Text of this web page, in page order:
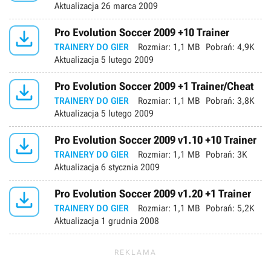
Aktualizacja 26 marca 2009
 Pro Evolution Soccer 2009 +10 Trainer
TRAINERY DO GIER Rozmiar: 1,1 MB Pobrań: 4,9K
Aktualizacja 5 lutego 2009
 Pro Evolution Soccer 2009 +1 Trainer/Cheat
TRAINERY DO GIER Rozmiar: 1,1 MB Pobrań: 3,8K
Aktualizacja 5 lutego 2009
 Pro Evolution Soccer 2009 v1.10 +10 Trainer
TRAINERY DO GIER Rozmiar: 1,1 MB Pobrań: 3K
Aktualizacja 6 stycznia 2009
 Pro Evolution Soccer 2009 v1.20 +1 Trainer
TRAINERY DO GIER Rozmiar: 1,1 MB Pobrań: 5,2K
Aktualizacja 1 grudnia 2008